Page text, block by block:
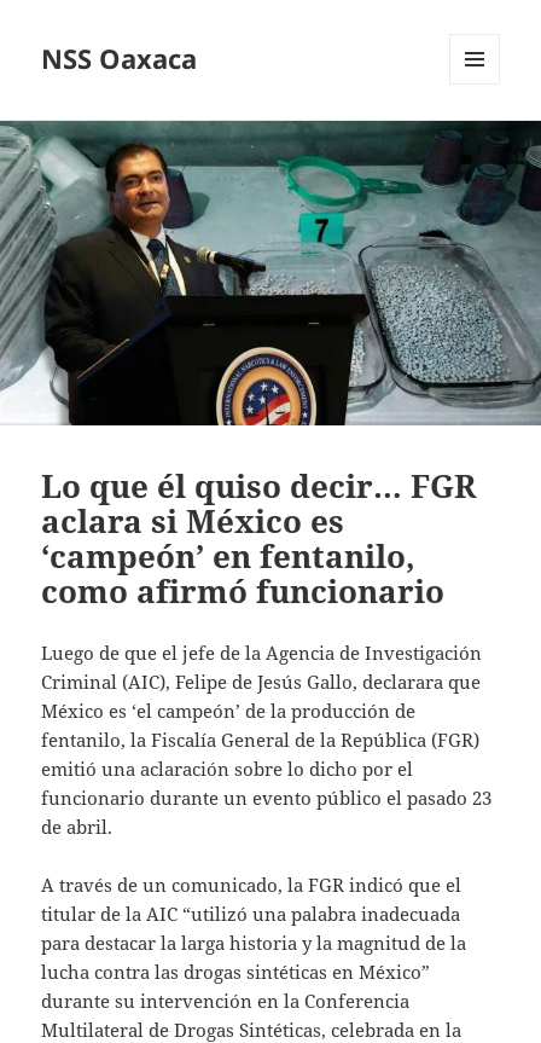
NSS Oaxaca
WIDGETS
Lo que él quiso decir… FGR
aclara si México es
‘campeón’ en fentanilo,
como afirmó funcionario
Luego de que el jefe de la Agencia de Investigación
Criminal (AIC), Felipe de Jesús Gallo, declarara que
México es ‘el campeón’ de la producción de
fentanilo, la Fiscalía General de la República (FGR)
emitió una aclaración sobre lo dicho por el
funcionario durante un evento público el pasado 23
de abril.
A través de un comunicado, la FGR indicó que el
titular de la AIC “utilizó una palabra inadecuada
para destacar la larga historia y la magnitud de la
lucha contra las drogas sintéticas en México”
durante su intervención en la Conferencia
Multilateral de Drogas Sintéticas, celebrada en la